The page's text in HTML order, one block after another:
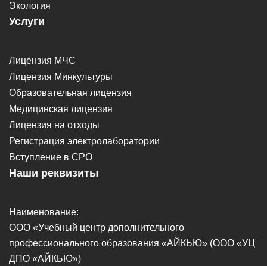
Экология
Услуги
Лицензия МЧС
Лицензия Минкультуры
Образовательная лицензия
Медицинская лицензия
Лицензия на отходы
Регистрация электролаборатории
Вступление в СРО
Наши реквизиты
Наименование:
ООО «Учебный центр дополнительного
профессионального образования «АЙКЬЮ» (ООО «УЦ
ДПО «АЙКЬЮ»)